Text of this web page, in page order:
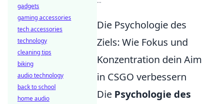
Die Psychologie des
Ziels: Wie Fokus und
Konzentration dein Aim
in CSGO verbessern
Die Psychologie des
gadgets
gaming accessories
tech accessories
technology
cleaning tips
biking
audio technology
back to school
home audio